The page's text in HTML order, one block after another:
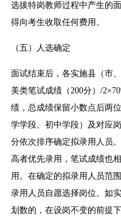
选拔特岗教师过程中产生的
得向考生收取任何费用。
（五）人选确定
面试结束后，各实施县（市
美类笔试成绩（200分）/
绩，总成绩保留小数点后两
学学段、初中学段）及对应
分依次排序确定拟录用人员
高者优先录用，笔试成绩也
用。在确定的拟录用人员范
录用人员自愿选择岗位。如
划数的，在设岗不变的前提